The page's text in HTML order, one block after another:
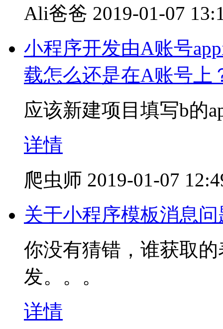
Ali爸爸 2019-01-07
小程序开发由A账号
载怎么还是在A账号上
应该新建项目填写b的
详情
爬虫师 2019-01-07
关于小程序模板消息
你没有猜错，谁获取
发。。。
详情